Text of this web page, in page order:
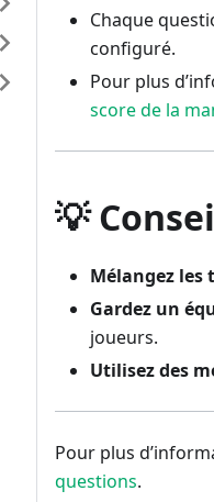
Chaque
configuré.
Pour plus
score de la
💡
Mélangez les
Gardez un
joueurs.
Utilisez des
Pour plus
questions.